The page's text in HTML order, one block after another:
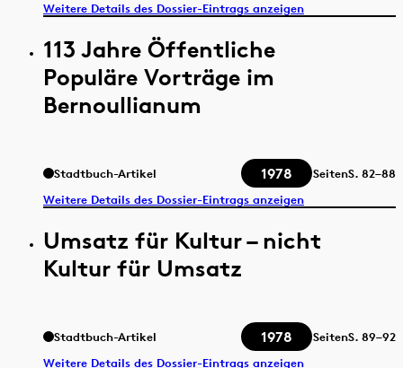
Weitere Details des Dossier-Eintrags anzeigen
113 Jahre Öffentliche
Populäre Vorträge im
Bernoullianum
Stadtbuch-Artikel 1978 SeitenS. 82–88
Weitere Details des Dossier-Eintrags anzeigen
Umsatz für Kultur – nicht
Kultur für Umsatz
Stadtbuch-Artikel 1978 SeitenS. 89–92
Weitere Details des Dossier-Eintrags anzeigen